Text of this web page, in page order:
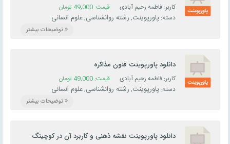
کاربر: فاطمه رحیم آبادی قیمت: 49,000 تومان
دسته: پاورپوینت, رشته روانشناسی,علوم انسانی
توضیحات بیشتر
دانلود پاورپوینت فنون مذاکره
کاربر: فاطمه رحیم آبادی قیمت: 49,000 تومان
دسته: پاورپوینت, رشته روانشناسی,علوم انسانی
توضیحات بیشتر
دانلود پاورپوینت نقشه ذهنی و کاربرد آن در کوچینگ